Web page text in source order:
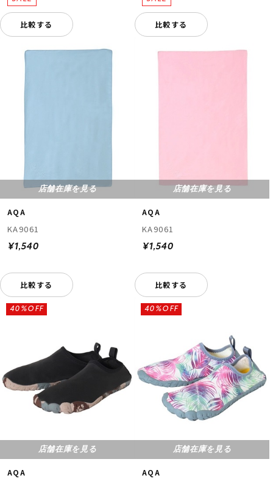
比較する 比較する
店舗在庫を見る
AQA
KA9061
¥1,540
比較する
店舗在庫を見る
AQA
KA9061
¥1,540
比較する
店舗在庫を見る
AQA
40%OFF
店舗在庫を見る
AQA
40%OFF